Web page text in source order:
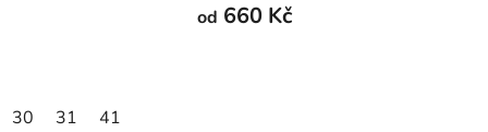
od 660 Kč
30 31 41